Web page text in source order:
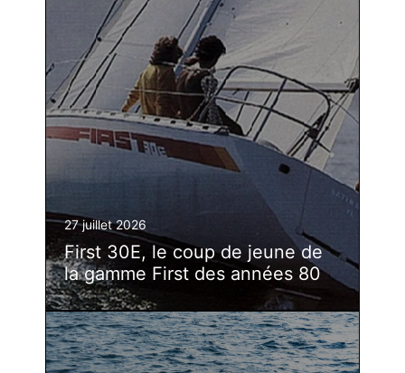
27 juillet 2026
First 30E, le coup de jeune de
la gamme First des années 80